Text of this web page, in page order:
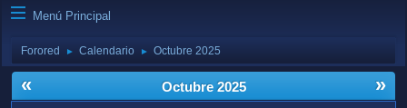
Menú Principal
Forored ► Calendario ► Octubre 2025
« »
Octubre 2025